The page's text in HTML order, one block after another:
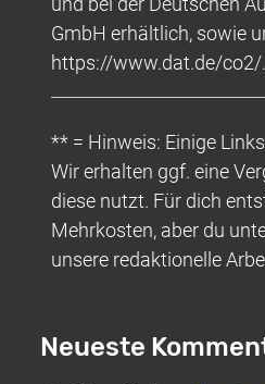
GmbH erhältlich, sowie
https://www.dat.de/co2/.
** = Hinweis: Einige
Wir erhalten ggf. eine
diese nutzt. Für dich
Mehrkosten, aber du
unsere redaktionelle
Neueste